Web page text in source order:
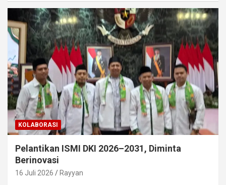
KOLABORASI
Pelantikan ISMI DKI 2026–2031, Diminta
Berinovasi
16 Juli 2026 Rayyan